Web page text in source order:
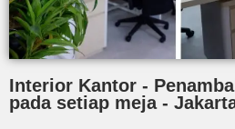
Interior Kantor -
pada setiap meja -